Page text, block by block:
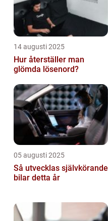
14 augusti 2025
Hur återställer man
glömda lösenord?
05 augusti 2025
Så utvecklas självkörande
bilar detta år